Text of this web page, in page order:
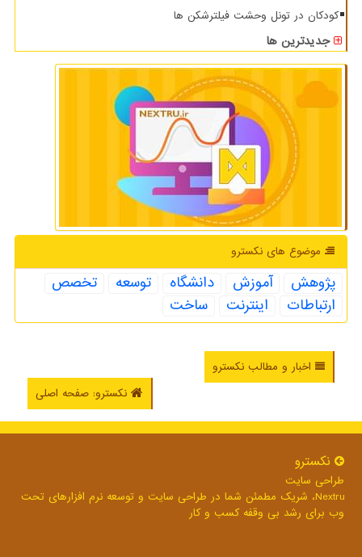
کودکان در تونل وحشت فیلترشکن ها
جدیدترین ها
موضوع های نكسترو
پژوهش آموزش دانشگاه توسعه
تخصص
ارتباطات
اینترنت ساخت
اخبار و مطالب نکسترو
نکسترو: صفحه اصلی
نكسترو
طراحی سایت
Nextru، شریک مطمئن شما در طراحی سایت و توسعه نرم افزارهای تحت
وب برای رشد بی وقفه کسب و کار